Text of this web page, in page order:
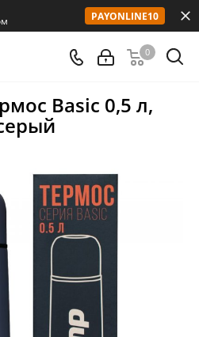
PAYONLINE10
0
Basic 0,5 л,